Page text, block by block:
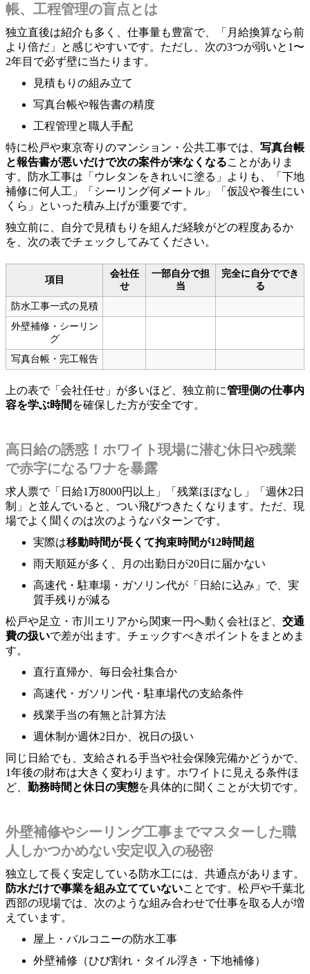
帳、工程管理の盲点とは
独立直後は紹介も多く、仕事量も豊富で、「月給換算なら前
より倍だ」と感じやすいです。ただし、次の3つが弱いと1〜
2年目で必ず壁に当たります。
見積もりの組み立て
写真台帳や報告書の精度
工程管理と職人手配
特に松戸や東京寄りのマンション・公共工事では、 写真台帳
と報告書が悪いだけで次の案件が来なくなることがありま
す。防水工事は「ウレタンをきれいに塗る」よりも、「下地
補修に何人工」「シーリング何メートル」「仮設や養生にい
くら」といった積み上げが重要です。
独立前に、自分で見積もりを組んだ経験がどの程度あるか
を、次の表でチェックしてみてください。
項目
会社任
せ
一部自分で担
当
完全に自分ででき
る
防水工事一式の見積
外壁補修・シーリン
グ
写真台帳・完工報告
上の表で「会社任せ」が多いほど、独立前に管理側の仕事内
容を学ぶ時間 を確保した方が安全です。
高日給の誘惑！ホワイト現場に潜む休日や残業
で赤字になるワナを暴露
求人票で「日給1万8000円以上」「残業ほぼなし」「週休2日
制」と並んでいると、つい飛びつきたくなります。ただ、現
場でよく聞くのは次のようなパターンです。
実際は移動時間が長くて拘束時間が12時間超
雨天順延が多く、月の出勤日が20日に届かない
高速代・駐車場・ガソリン代が「日給に込み」で、実
質手残りが減る
松戸や足立・市川エリアから関東一円へ動く会社ほど、 交通
費の扱いで差が出ます。チェックすべきポイントをまとめま
す。
直行直帰か、毎日会社集合か
高速代・ガソリン代・駐車場代の支給条件
残業手当の有無と計算方法
週休制か週休2日か、祝日の扱い
同じ日給でも、支給される手当や社会保険完備かどうかで、
1年後の財布は大きく変わります。ホワイトに見える条件ほ
ど、 勤務時間と休日の実態を具体的に聞くことが大切です。
外壁補修やシーリング工事までマスターした職
人しかつかめない安定収入の秘密
独立して長く安定している防水工には、共通点があります。
防水だけで事業を組み立てていないことです。松戸や千葉北
西部の現場では、次のような組み合わせで仕事を取る人が増
えています。
屋上・バルコニーの防水工事
外壁補修（ひび割れ・タイル浮き・下地補修）